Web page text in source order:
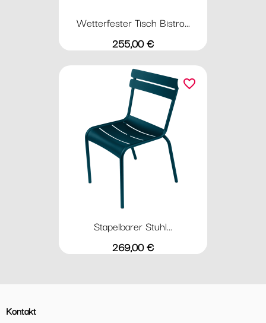
Wetterfester Tisch Bistro...
Preis
255,00 €
Stapelbarer Stuhl...
Preis
269,00 €
favorite_border
Kontakt